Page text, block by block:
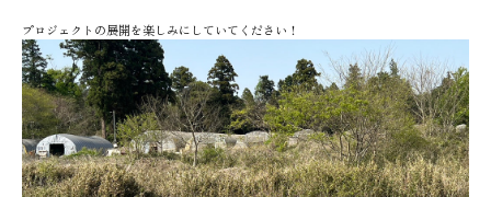
プロジェクトの展開を楽しみにしていてください！